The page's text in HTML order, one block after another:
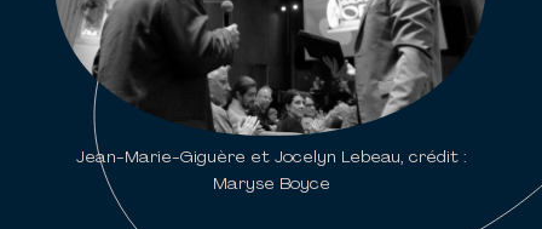
Jean-Marie-Giguère et Jocelyn Lebeau, crédit :
Maryse Boyce